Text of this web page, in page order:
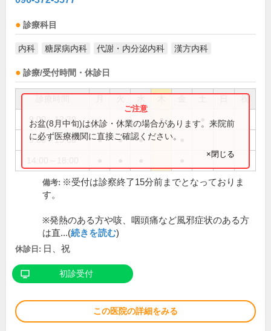
診療科目
内科 糖尿病内科 代謝・内分泌内科 漢方内科
診療/受付時間・休診日
祝
9:00～12:30 ●
9:00～13:00 ● ● ●
お盆(8月中旬)は休診・休業の場合があります。来院前
に必ず医療機関に直接ご確認ください。
×閉じる
備考: ※受付は診察終了15分前までとなっておりま
す。
※発熱のある方や咳、咽頭痛など風邪症状のある方
は直...(続きを読む)
休診日: 日、祝
初診受付
この医院の詳細をみる